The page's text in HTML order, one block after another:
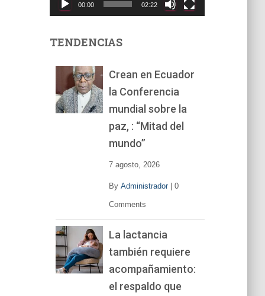
t
00:00 02:22
TENDENCIAS
Crean en Ecuador
la Conferencia
mundial sobre la
paz, : “Mitad del
mundo”
7 agosto, 2026
By Administrador| 0
Comments
La lactancia
también requiere
acompañamiento:
el respaldo que